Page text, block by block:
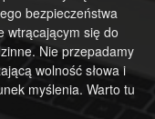
bezpieczeństwa
wtrącającym się do
Nie przepadamy
wolność słowa i
myślenia. Warto tu